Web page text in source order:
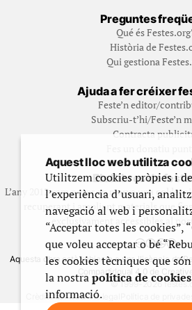
Preguntes
Qué és
Història de
Qui gestiona
Ajuda a fer créixer
Feste’n editor/
Subscriu-t’hi/Feste’n
Contracta
Els llibres de
L’any 2012 vam posar en marxa una
recuperant i ampliant materials que
exclusivament accessibles al
Aquesta obra està subjecta a una llicència de
CompartirIgual 4.0 de
© 1999-2026
Crèdits del webAvís legal
Aquest lloc web utilitza
Utilitzem cookies pròpies i
l’experiència d’usuari,
navegació al web i
“Acceptar totes les cookies”,
que voleu acceptar o bé
les cookies tècniques que
la nostrapolítica de cookies
informació.